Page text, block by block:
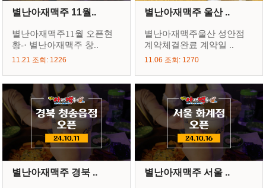
별난아재맥주 11월..
별난아재맥주11월 오픈현
황-· 별난아재맥주 창..
11.21 조회: 1226
별난아재맥주 울산 ..
별난아재맥주울산 성안점
계약체결완료 계약일 ..
11.06 조회: 1270
별난아재맥주 경북 .. 별난아재맥주 서울 ..